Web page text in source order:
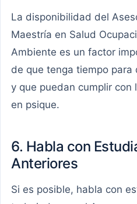
La disponibilidad del
Maestría en Salud
Ambiente es un factor
de que tenga tiempo
y que puedan cumplir con
en psique.
6. Habla con
Anteriores
Si es posible, habla con